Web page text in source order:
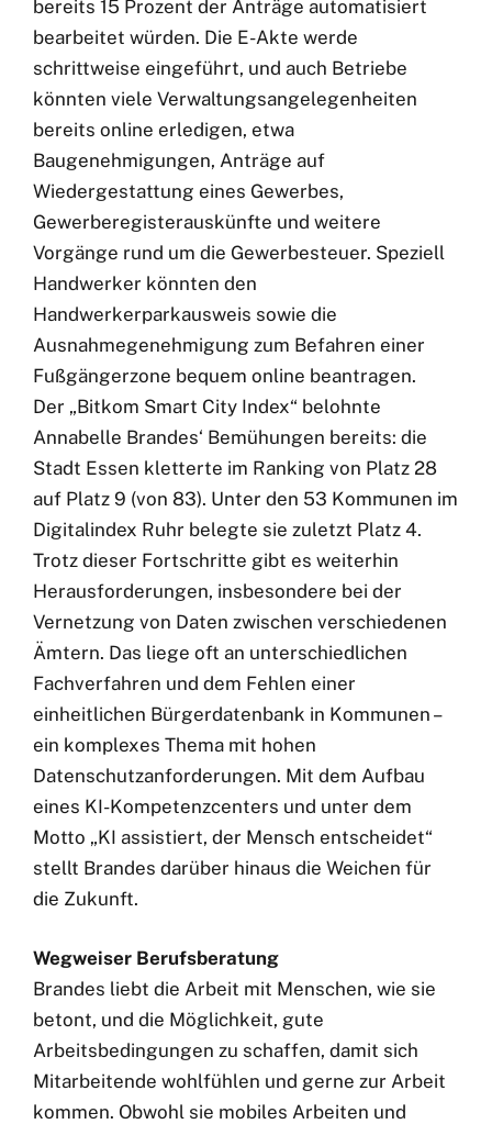
bereits 15 Prozent der Anträge automatisiert
bearbeitet würden. Die E-Akte werde
schrittweise eingeführt, und auch Betriebe
könnten viele Verwaltungsangelegenheiten
bereits online erledigen, etwa
Baugenehmigungen, Anträge auf
Wiedergestattung eines Gewerbes,
Gewerberegisterauskünfte und weitere
Vorgänge rund um die Gewerbesteuer. Speziell
Handwerker könnten den
Handwerkerparkausweis sowie die
Ausnahmegenehmigung zum Befahren einer
Fußgängerzone bequem online beantragen.
Der „Bitkom Smart City Index“ belohnte
Annabelle Brandes‘ Bemühungen bereits: die
Stadt Essen kletterte im Ranking von Platz 28
auf Platz 9 (von 83). Unter den 53 Kommunen im
Digitalindex Ruhr belegte sie zuletzt Platz 4.
Trotz dieser Fortschritte gibt es weiterhin
Herausforderungen, insbesondere bei der
Vernetzung von Daten zwischen verschiedenen
Ämtern. Das liege oft an unterschiedlichen
Fachverfahren und dem Fehlen einer
einheitlichen Bürgerdatenbank in Kommunen –
ein komplexes Thema mit hohen
Datenschutzanforderungen. Mit dem Aufbau
eines KI-Kompetenzcenters und unter dem
Motto „KI assistiert, der Mensch entscheidet“
stellt Brandes darüber hinaus die Weichen für
die Zukunft.
Wegweiser Berufsberatung
Brandes liebt die Arbeit mit Menschen, wie sie
betont, und die Möglichkeit, gute
Arbeitsbedingungen zu schaffen, damit sich
Mitarbeitende wohlfühlen und gerne zur Arbeit
kommen. Obwohl sie mobiles Arbeiten und